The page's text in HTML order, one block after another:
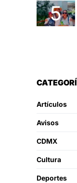
Artículos
Avisos
CDMX
Cultura
Deportes